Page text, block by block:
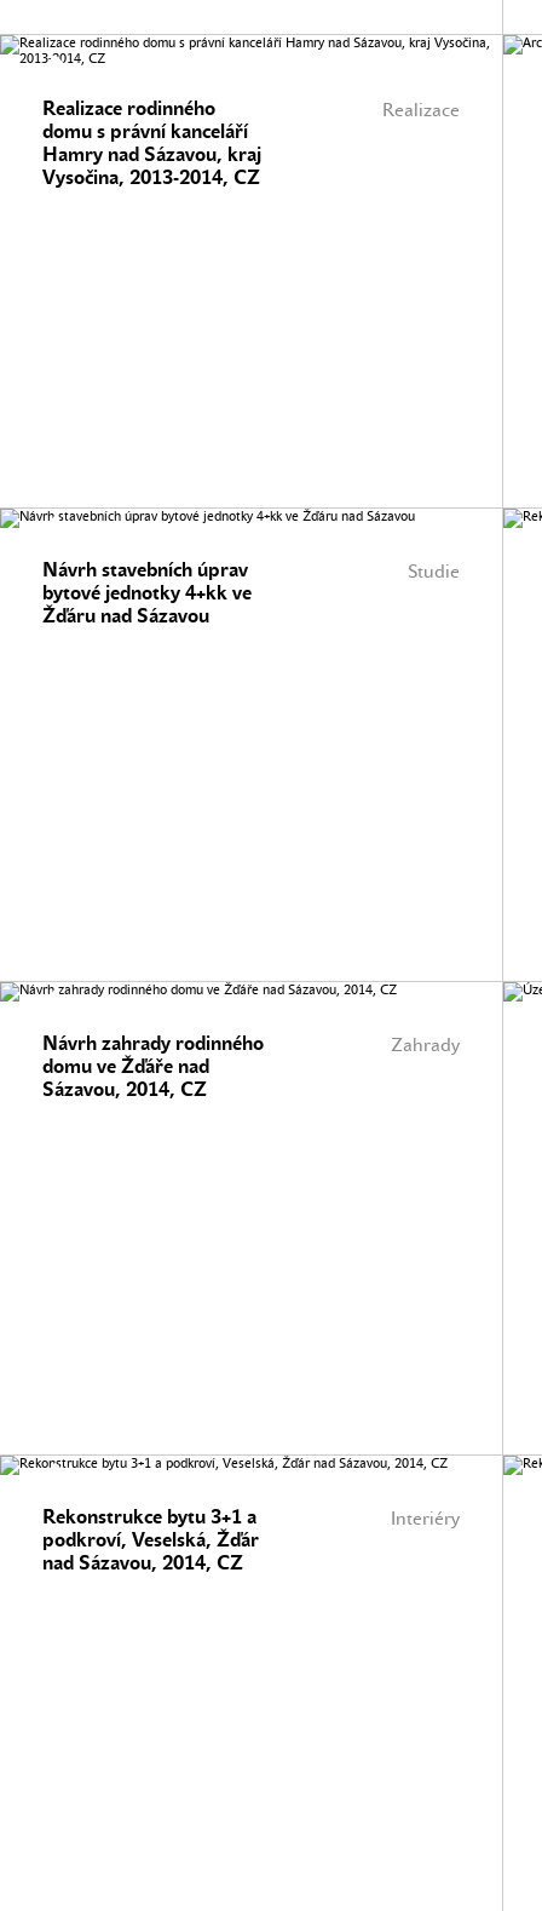
Realizace
Realizace rodinného
domu s právní kanceláří
Hamry nad Sázavou, kraj
Vysočina, 2013-2014, CZ
Studie
Návrh stavebních úprav
bytové jednotky 4+kk ve
Žďáru nad Sázavou
Zahrady
Návrh zahrady rodinného
domu ve Žďáře nad
Sázavou, 2014, CZ
Interiéry
Rekonstrukce bytu 3+1 a
podkroví, Veselská, Žďár
nad Sázavou, 2014, CZ